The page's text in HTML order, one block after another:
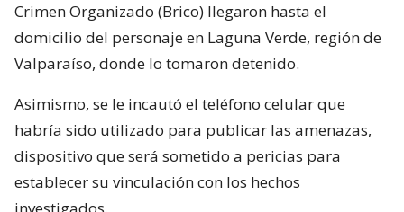
Crimen Organizado (Brico) llegaron hasta el
domicilio del personaje en Laguna Verde, región de
Valparaíso, donde lo tomaron detenido.
Asimismo, se le incautó el teléfono celular que
habría sido utilizado para publicar las amenazas,
dispositivo que será sometido a pericias para
establecer su vinculación con los hechos